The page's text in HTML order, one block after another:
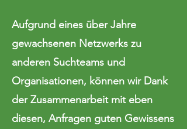
Aufgrund eines über Jahre
gewachsenen Netzwerks zu
anderen Suchteams und
Organisationen, können wir Dank
der Zusammenarbeit mit eben
diesen, Anfragen guten Gewissens